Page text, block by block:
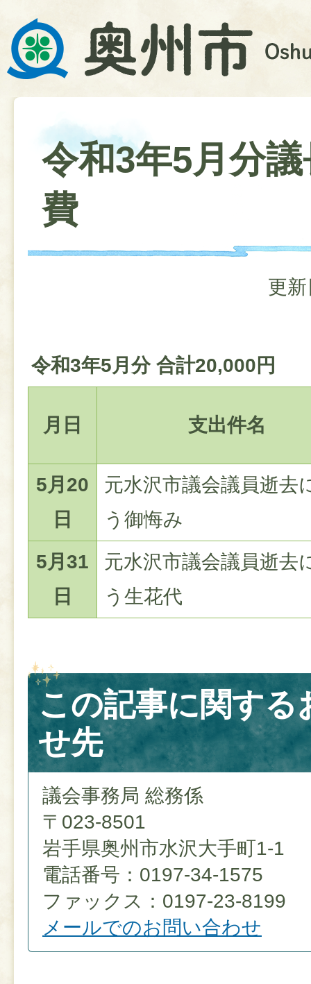
令和3年5月分
費
更
令和3年5月分 合計20,000円
月日 支出件名
5月20
日
元水沢市議会議員逝去
う御悔み
5月31
日
元水沢市議会議員逝去
う生花代
この記事に関する
せ先
議会事務局 総務係
〒023-8501
岩手県奥州市水沢大手町1-1
電話番号：0197-34-1575
ファックス：0197-23-8199
メールでのお問い合わせ